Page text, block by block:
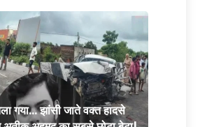
गया… झांसी जाते वक्त हादसे